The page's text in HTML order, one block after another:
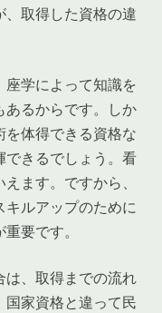
取得した資格の違
学によって知識を
あるからです。しか
を体得できる資格な
できるでしょう。看
ます。ですから、
キルアップのために
要です。
は、取得までの流れ
国家資格と違って民